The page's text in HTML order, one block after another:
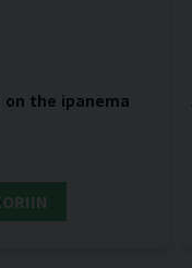
the ipanema